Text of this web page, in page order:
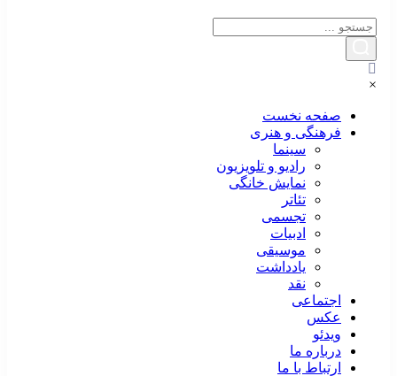
صفحه نخست
فرهنگی و هنری
سینما
رادیو و تلویزیون
نمایش خانگی
تئاتر
تجسمی
ادبیات
موسیقی
یادداشت
نقد
اجتماعی
عکس
ویدئو
درباره ما
ارتباط با ما